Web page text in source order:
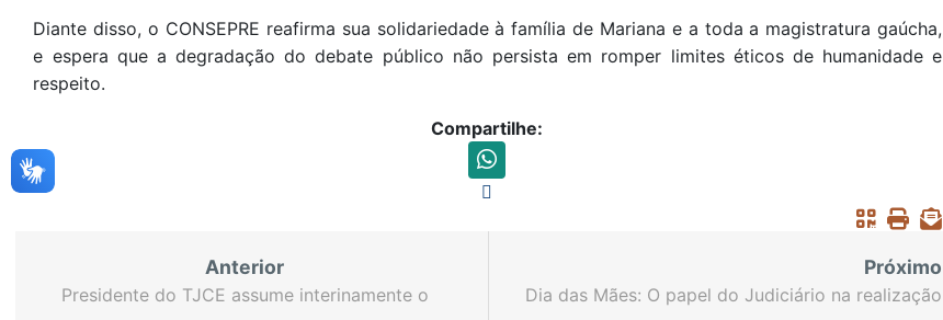
Diante disso, o CONSEPRE reafirma sua solidariedade à família de Mariana e a toda a magistratura gaúcha,
e espera que a degradação do debate público não persista em romper limites éticos de humanidade e
respeito.
Compartilhe:
Anterior
Presidente do TJCE assume interinamente o
Próximo
Dia das Mães: O papel do Judiciário na realização